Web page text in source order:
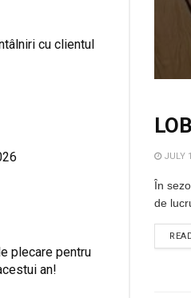
cu clientul
plecare pentru
an!
JULY
În
de